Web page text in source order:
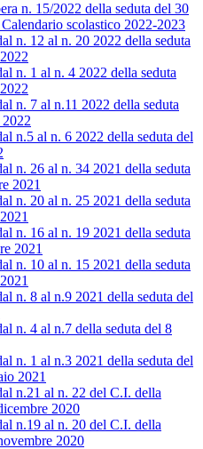
n. 15/2022 della seduta del 30
scolastico 2022-2023
n. 12 al n. 20 2022 della seduta
n. 1 al n. 4 2022 della seduta
n. 7 al n.11 2022 della seduta
n.5 al n. 6 2022 della seduta del
n. 26 al n. 34 2021 della seduta
2021
n. 20 al n. 25 2021 della seduta
n. 16 al n. 19 2021 della seduta
2021
n. 10 al n. 15 2021 della seduta
n. 8 al n.9 2021 della seduta del
n. 4 al n.7 della seduta del 8
n. 1 al n.3 2021 della seduta del
2021
n.21 al n. 22 del C.I. della
2020
n.19 al n. 20 del C.I. della
2020